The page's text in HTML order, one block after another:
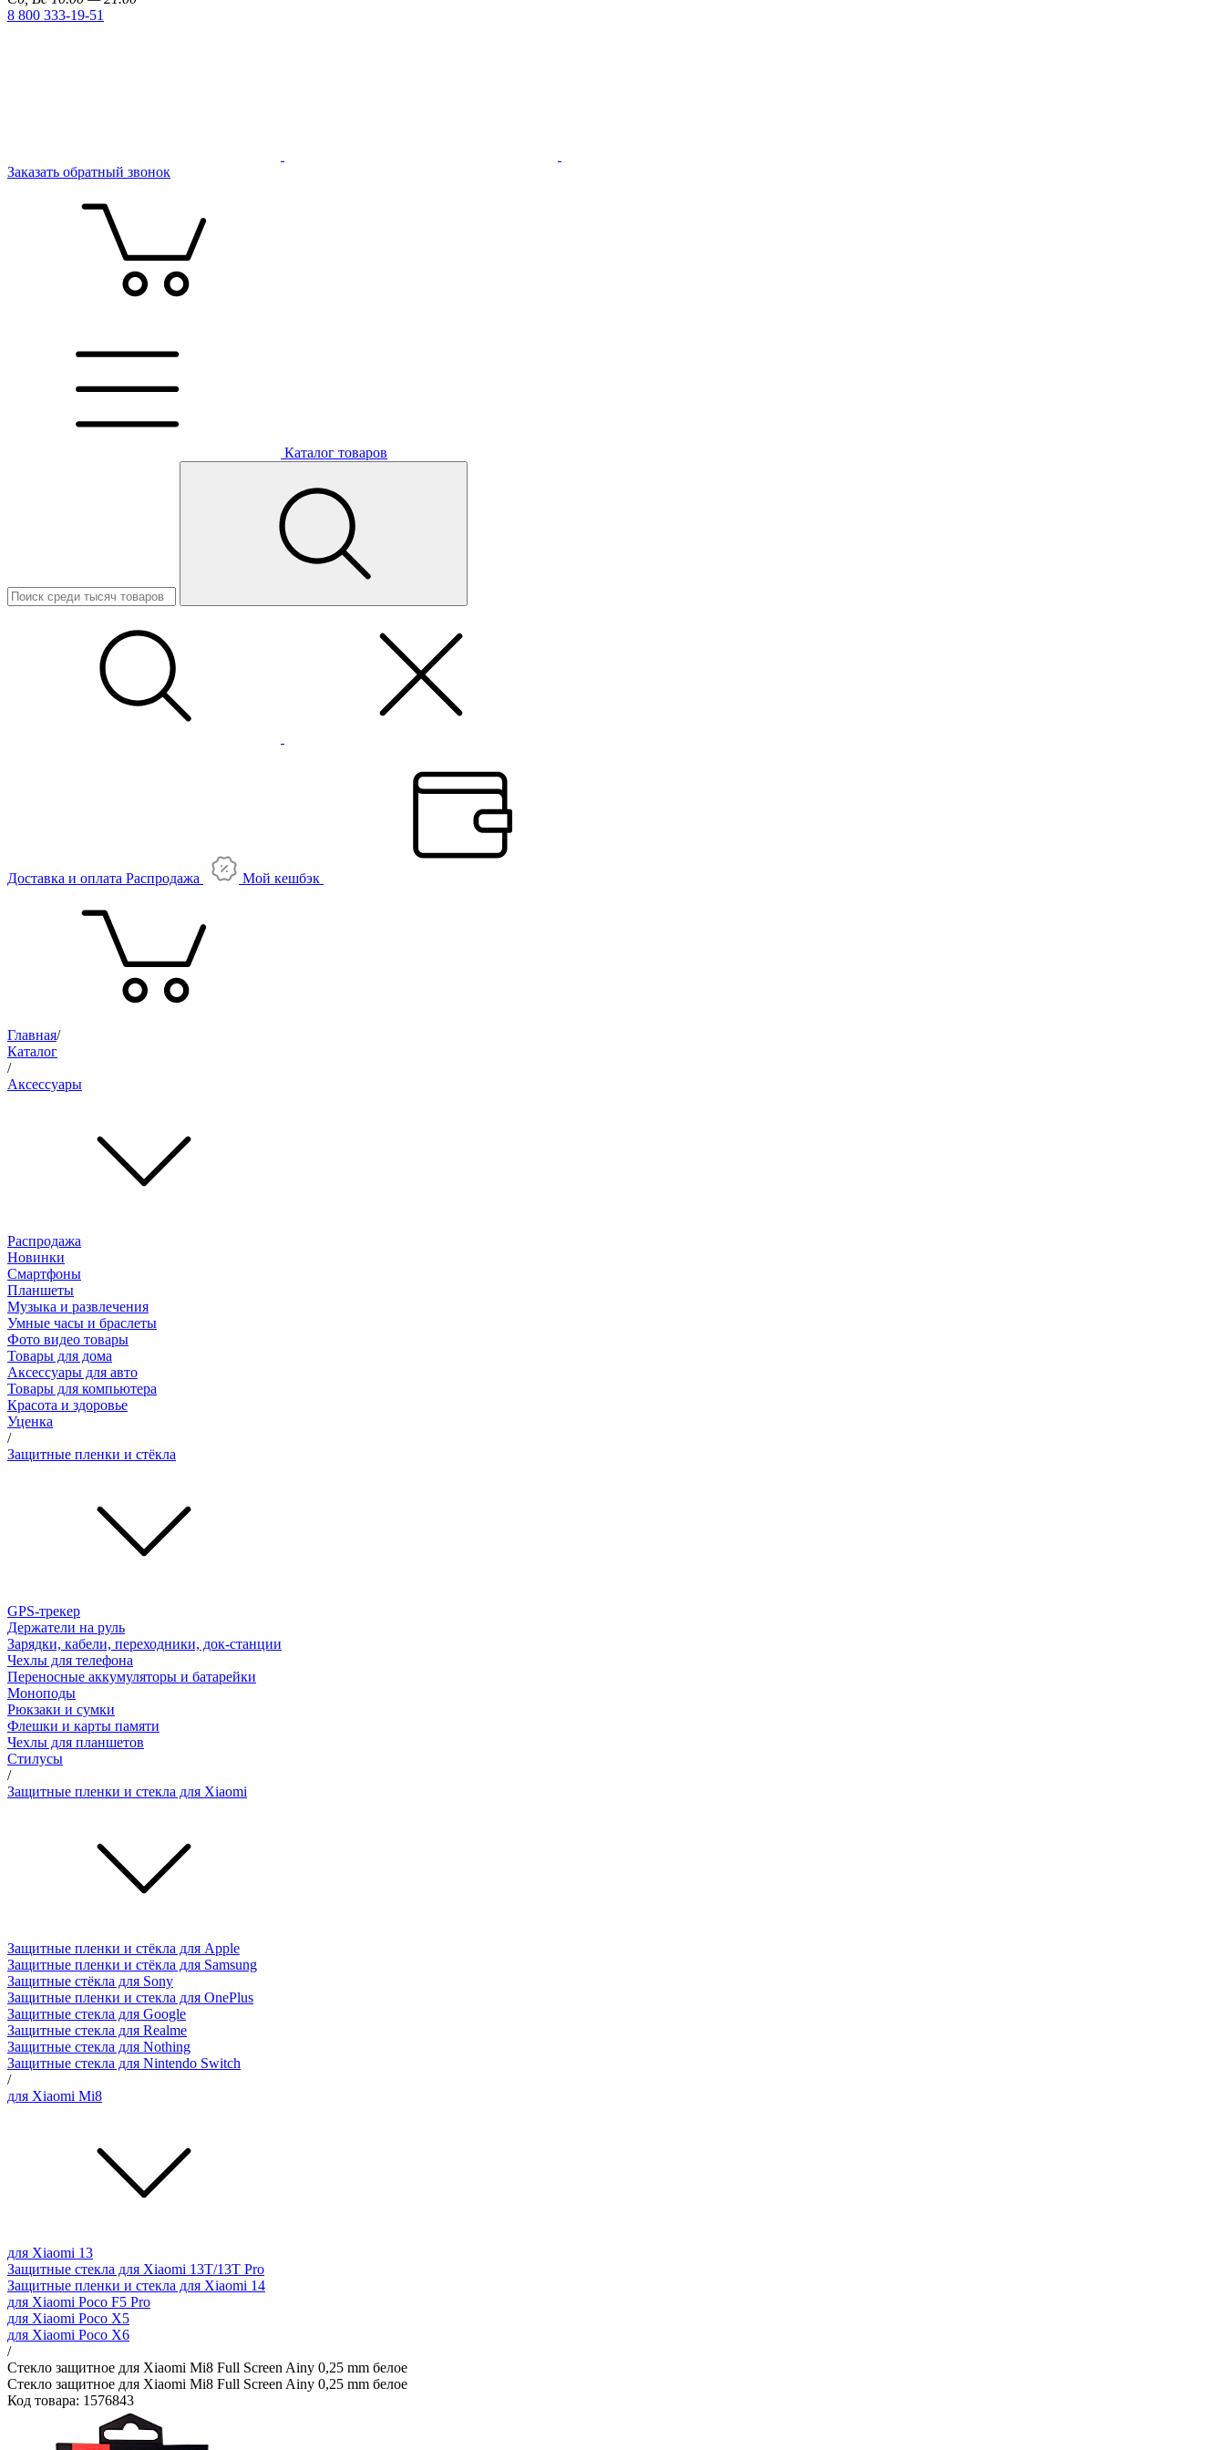
8 800 333-19-51
Заказать обратный звонок
Каталог товаров
Доставка и оплата Распродажа Мой кешбэк
Главная/
Каталог
/
Аксессуары
Распродажа
Новинки
Смартфоны
Планшеты
Музыка и развлечения
Умные часы и браслеты
Фото видео товары
Товары для дома
Аксессуары для авто
Товары для компьютера
Красота и здоровье
Уценка
/
Защитные пленки и стёкла
GPS-трекер
Держатели на руль
Зарядки, кабели, переходники, док-станции
Чехлы для телефона
Переносные аккумуляторы и батарейки
Моноподы
Рюкзаки и сумки
Флешки и карты памяти
Чехлы для планшетов
Стилусы
/
Защитные пленки и стекла для Xiaomi
Защитные пленки и стёкла для Apple
Защитные пленки и стёкла для Samsung
Защитные стёкла для Sony
Защитные пленки и стекла для OnePlus
Защитные стекла для Google
Защитные стекла для Realme
Защитные стекла для Nothing
Защитные стекла для Nintendo Switch
/
для Xiaomi Mi8
для Xiaomi 13
Защитные стекла для Xiaomi 13T/13T Pro
Защитные пленки и стекла для Xiaomi 14
для Xiaomi Poco F5 Pro
для Xiaomi Poco X5
для Xiaomi Poco X6
/
Стекло защитное для Xiaomi Mi8 Full Screen Ainy 0,25 mm белое
Стекло защитное для Xiaomi Mi8 Full Screen Ainy 0,25 mm белое
Код товара: 1576843